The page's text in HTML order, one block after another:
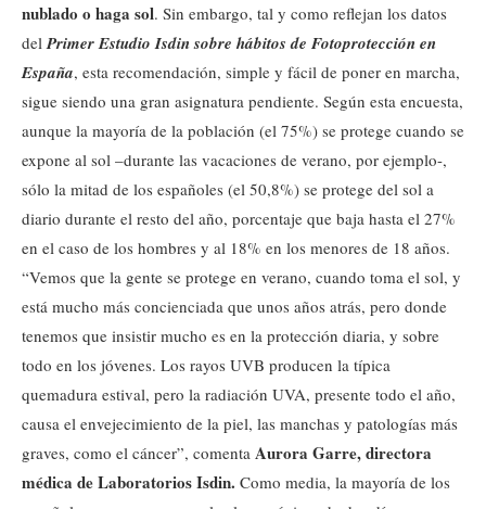
nublado o haga sol. Sin embargo, tal y como reflejan los datos
delPrimer Estudio Isdin sobre hábitos de Fotoprotección en
España, esta recomendación, simple y fácil de poner en marcha,
sigue siendo una gran asignatura pendiente. Según esta encuesta,
aunque la mayoría de la población (el 75%) se protege cuando se
expone al sol –durante las vacaciones de verano, por ejemplo-,
sólo la mitad de los españoles (el 50,8%) se protege del sol a
diario durante el resto del año, porcentaje que baja hasta el 27%
en el caso de los hombres y al 18% en los menores de 18 años.
“Vemos que la gente se protege en verano, cuando toma el sol, y
está mucho más concienciada que unos años atrás, pero donde
tenemos que insistir mucho es en la protección diaria, y sobre
todo en los jóvenes. Los rayos UVB producen la típica
quemadura estival, pero la radiación UVA, presente todo el año,
causa el envejecimiento de la piel, las manchas y patologías más
graves, como el cáncer”, comenta Aurora Garre, directora
médica de Laboratorios Isdin. Como media, la mayoría de los